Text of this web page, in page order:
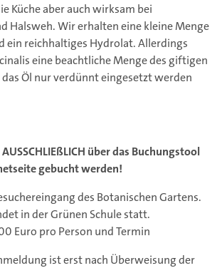
Küche aber auch wirksam bei
Halsweh. Wir erhalten eine kleine Menge
ein reichhaltiges Hydrolat. Allerdings
eine beachtliche Menge des giftigen
Öl nur verdünnt eingesetzt werden
über das Buchungstool
gebucht werden!
des Botanischen Gartens.
in der Grünen Schule statt.
Euro pro Person und Termin
ist erst nach Überweisung der